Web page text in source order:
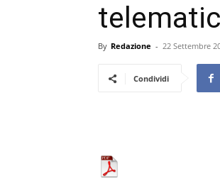
By Redazione - 22 Settembre
Condividi